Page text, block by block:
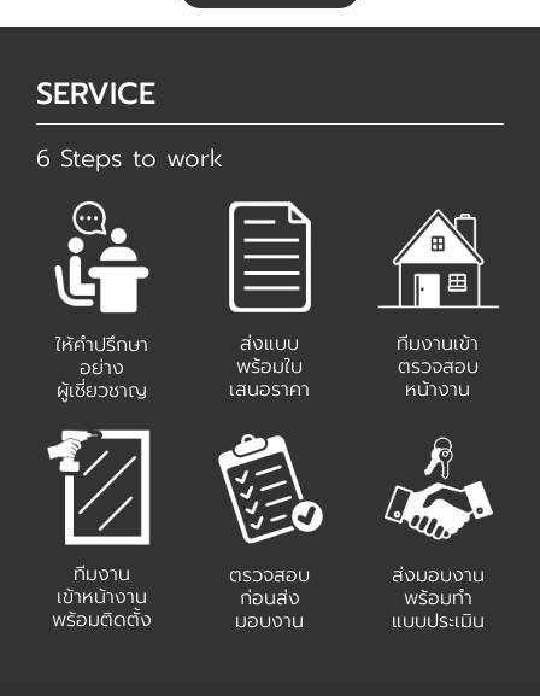
SERVICE
6 Steps to work
ให้คำปรึกษา
อย่าง
ผู้เชี่ยวชาญ
ส่งแบบ
พร้อมใบ
เสนอราคา
ทีมงานเข้า
ตรวจสอบ
หน้างาน
ทีมงาน
เข้าหน้างาน
พร้อมติดตั้ง
ตรวจสอบ
ก่อนส่ง
มอบงาน
ส่งมอบงาน
พร้อมทำ
แบบประเมิน